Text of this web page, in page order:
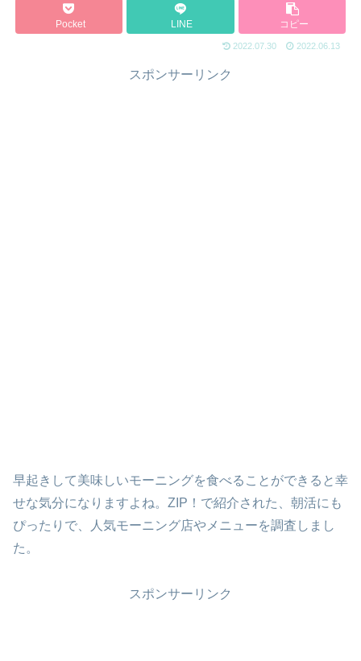
Pocket LINE コピー
2022.07.30 2022.06.13
スポンサーリンク
早起きして美味しいモーニングを食べることができると幸
せな気分になりますよね。ZIP！で紹介された、朝活にも
ぴったりで、人気モーニング店やメニューを調査しまし
た。
スポンサーリンク